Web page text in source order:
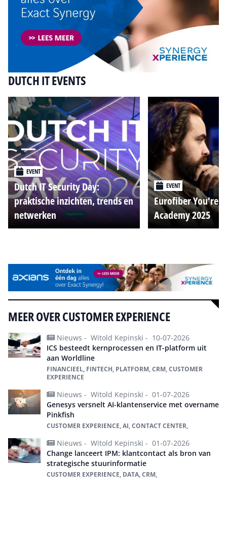
DUTCH IT EVENTS
EVENT
Dutch IT Security Day:
praktische inzichten, trends en
netwerken
EVENT
Eurofiber You're
Academy 2025
MEER OVER CUSTOMER EXPERIENCE
Nieuws - Witold Kepinski - 10-07-2026
ICS besteedt kernprocessen en IT-platform uit
aan Worldline
FINANCIEEL, FINTECH, PLATFORM, CRM, CUSTOMER
EXPERIENCE
Nieuws - Witold Kepinski - 01-07-2026
Genesys versnelt AI-klantenservice met overname
Pinkfish
CUSTOMER EXPERIENCE, AI, CONTACT CENTER,
Nieuws - Witold Kepinski - 01-07-2026
Change lanceert IPM: klantcontact als bron van
strategische stuurinformatie
CUSTOMER EXPERIENCE, DATA, CRM,